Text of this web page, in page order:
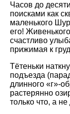
Часов до
поисками как
маленького
его!
счастливо
прижимая к
Тётеньки
подъезда
длинного «г»-
растерянно
только что, а